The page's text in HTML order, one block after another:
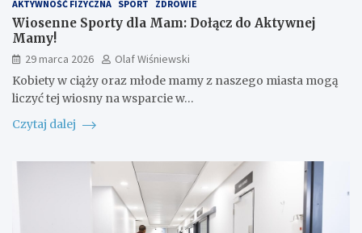
AKTYWNOŚĆ FIZYCZNA SPORT ZDROWIE
Wiosenne Sporty dla Mam: Dołącz do Aktywnej
Mamy!
29 marca 2026
Olaf Wiśniewski
Kobiety w ciąży oraz młode mamy z naszego miasta mogą
liczyć tej wiosny na wsparcie w…
Czytaj dalej